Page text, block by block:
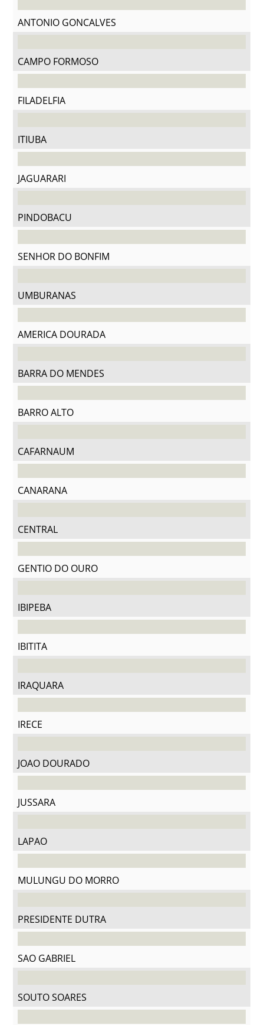
ANTONIO GONCALVES
CAMPO FORMOSO
FILADELFIA
ITIUBA
JAGUARARI
PINDOBACU
SENHOR DO BONFIM
UMBURANAS
AMERICA DOURADA
BARRA DO MENDES
BARRO ALTO
CAFARNAUM
CANARANA
CENTRAL
GENTIO DO OURO
IBIPEBA
IBITITA
IRAQUARA
IRECE
JOAO DOURADO
JUSSARA
LAPAO
MULUNGU DO MORRO
PRESIDENTE DUTRA
SAO GABRIEL
SOUTO SOARES